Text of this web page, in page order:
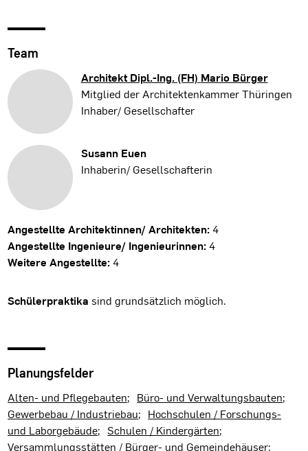
Team
Architekt Dipl.-Ing. (FH) Mario Bürger
Mitglied der Architektenkammer Thüringen
Inhaber/ Gesellschafter
Susann Euen
Inhaberin/ Gesellschafterin
Angestellte Architektinnen/ Architekten:4
Angestellte Ingenieure/ Ingenieurinnen:4
Weitere Angestellte:4
Schülerpraktika sind grundsätzlich möglich.
Planungsfelder
Alten- und Pflegebauten
Büro- und Verwaltungsbauten
Gewerbebau / Industriebau
Hochschulen / Forschungs-
und Laborgebäude
Schulen / Kindergärten
Versammlungsstätten / Bürger- und Gemeindehäuser